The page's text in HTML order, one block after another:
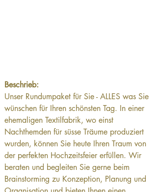
Beschrieb:
Unser Rundumpaket für Sie - ALLES was Sie
wünschen für Ihren schönsten Tag. In einer
ehemaligen Textilfabrik, wo einst
Nachthemden für süsse Träume produziert
wurden, können Sie heute Ihren Traum von
der perfekten Hochzeitsfeier erfüllen. Wir
beraten und begleiten Sie gerne beim
Brainstorming zu Konzeption, Planung und